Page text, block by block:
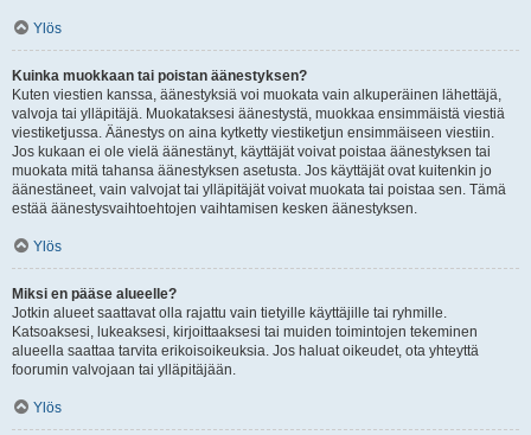
Ylös
Kuinka muokkaan tai poistan äänestyksen?
Kuten viestien kanssa, äänestyksiä voi muokata vain alkuperäinen lähettäjä,
valvoja tai ylläpitäjä. Muokataksesi äänestystä, muokkaa ensimmäistä viestiä
viestiketjussa. Äänestys on aina kytketty viestiketjun ensimmäiseen viestiin.
Jos kukaan ei ole vielä äänestänyt, käyttäjät voivat poistaa äänestyksen tai
muokata mitä tahansa äänestyksen asetusta. Jos käyttäjät ovat kuitenkin jo
äänestäneet, vain valvojat tai ylläpitäjät voivat muokata tai poistaa sen. Tämä
estää äänestysvaihtoehtojen vaihtamisen kesken äänestyksen.
Ylös
Miksi en pääse alueelle?
Jotkin alueet saattavat olla rajattu vain tietyille käyttäjille tai ryhmille.
Katsoaksesi, lukeaksesi, kirjoittaaksesi tai muiden toimintojen tekeminen
alueella saattaa tarvita erikoisoikeuksia. Jos haluat oikeudet, ota yhteyttä
foorumin valvojaan tai ylläpitäjään.
Ylös